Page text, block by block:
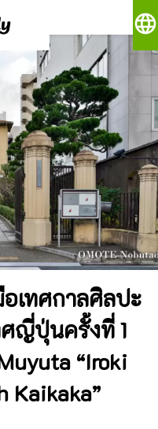
language
เทศกาลศิลปะ
ญี่ปุ่นครั้งที่ 1
“Iroki
Kaikaka”